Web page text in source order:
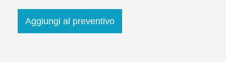
Aggiungi al preventivo